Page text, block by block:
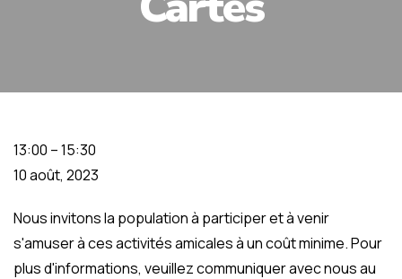
13:00 –15:30
10 août, 2023
Nous invitons la population à participer et à venir
s'amuser à ces activités amicales à un coût minime. Pour
plus d'informations, veuillez communiquer avec nous au